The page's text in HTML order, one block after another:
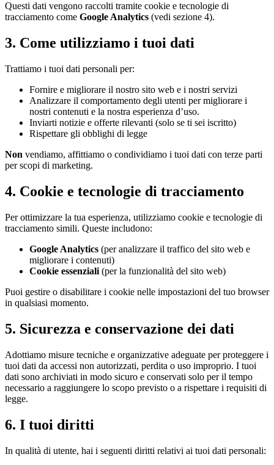
Questi dati vengono raccolti tramite cookie e tecnologie di
tracciamento come Google Analytics (vedi sezione 4).
3. Come utilizziamo i tuoi dati
Trattiamo i tuoi dati personali per:
Fornire e migliorare il nostro sito web e i nostri servizi
Analizzare il comportamento degli utenti per migliorare i
nostri contenuti e la nostra esperienza d’uso.
Inviarti notizie e offerte rilevanti (solo se ti sei iscritto)
Rispettare gli obblighi di legge
Non vendiamo, affittiamo o condividiamo i tuoi dati con terze parti
per scopi di marketing.
4. Cookie e tecnologie di tracciamento
Per ottimizzare la tua esperienza, utilizziamo cookie e tecnologie di
tracciamento simili. Queste includono:
Google Analytics (per analizzare il traffico del sito web e
migliorare i contenuti)
Cookie essenziali (per la funzionalità del sito web)
Puoi gestire o disabilitare i cookie nelle impostazioni del tuo browser
in qualsiasi momento.
5. Sicurezza e conservazione dei dati
Adottiamo misure tecniche e organizzative adeguate per proteggere i
tuoi dati da accessi non autorizzati, perdita o uso improprio. I tuoi
dati sono archiviati in modo sicuro e conservati solo per il tempo
necessario a raggiungere lo scopo previsto o a rispettare i requisiti di
legge.
6. I tuoi diritti
In qualità di utente, hai i seguenti diritti relativi ai tuoi dati personali: